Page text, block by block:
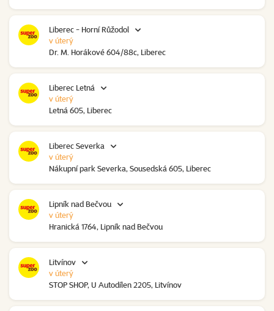
Liberec - Horní Růžodol
Dr. M. Horákové 604/88c, Liberec
v úterý
Liberec Letná
Letná 605, Liberec
v úterý
Liberec Severka
Nákupní park Severka, Sousedská 605, Liberec
v úterý
Lipník nad Bečvou
Hranická 1764, Lipník nad Bečvou
v úterý
Litvínov
STOP SHOP, U Autodílen 2205, Litvínov
v úterý